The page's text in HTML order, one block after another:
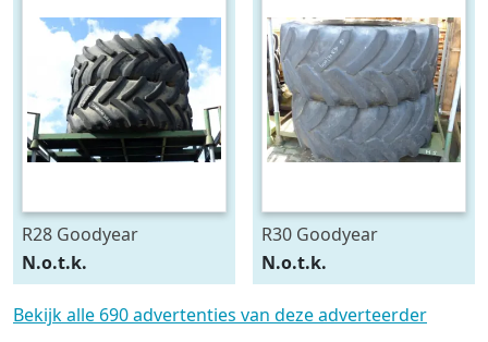
R28 Goodyear
540/75R28
N.o.t.k.
R30 Goodyear
600/70R30
N.o.t.k.
Bekijk alle 690 advertenties van deze adverteerder